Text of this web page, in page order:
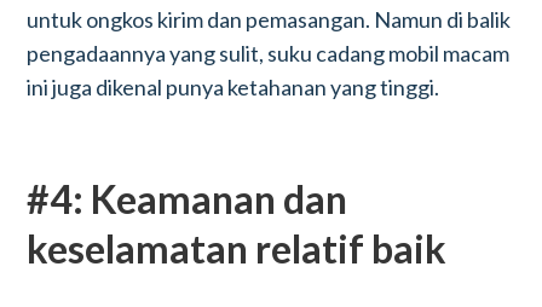
untuk ongkos kirim dan pemasangan. Namun di balik
pengadaannya yang sulit, suku cadang mobil macam
ini juga dikenal punya ketahanan yang tinggi.
#4: Keamanan dan
keselamatan relatif baik